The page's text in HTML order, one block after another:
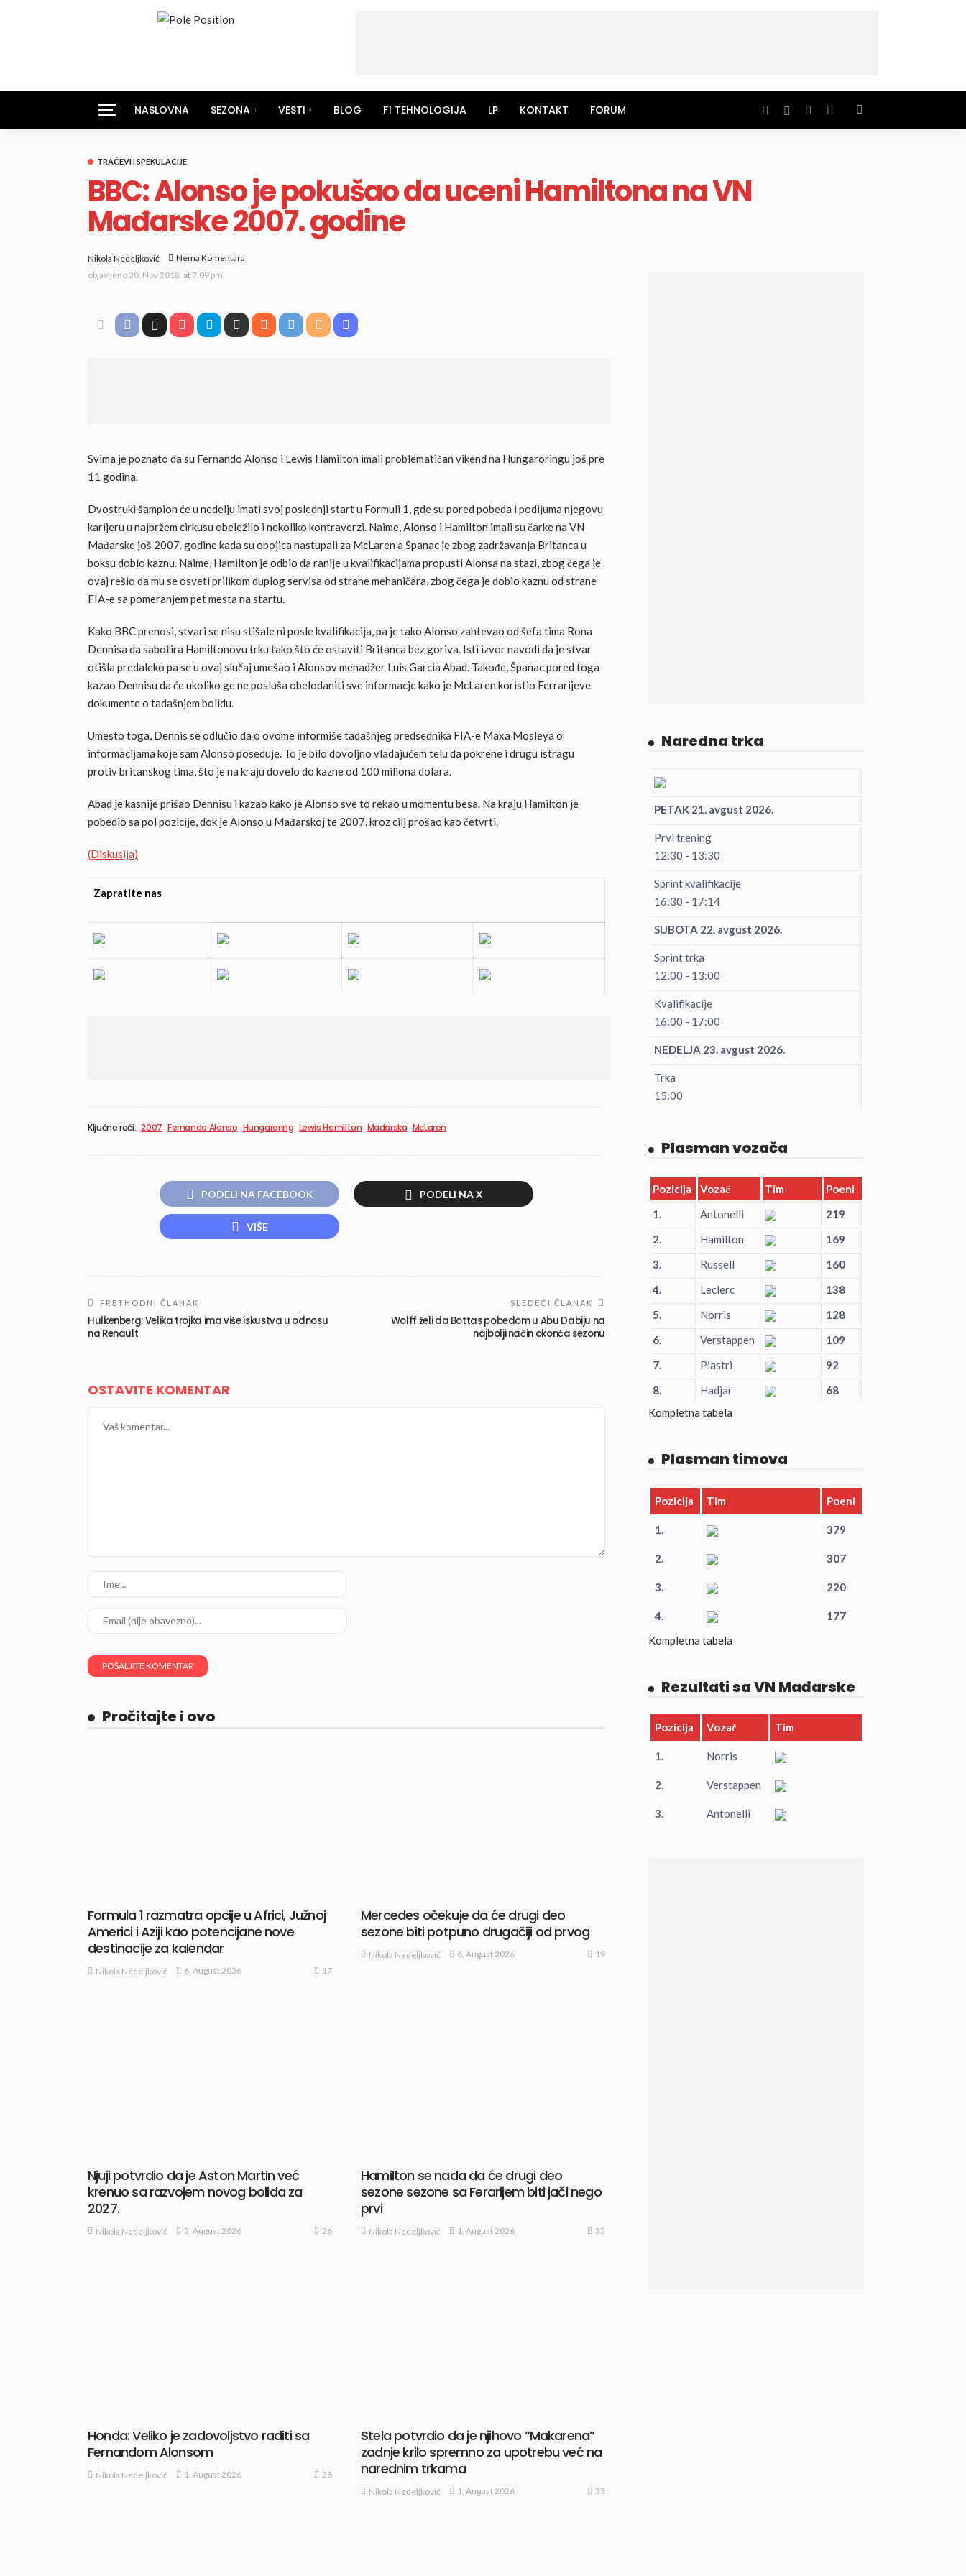
NASLOVNA SEZONA VESTI BLOG F1 TEHNOLOGIJA LP KONTAKT FORUM
TRAČEVI I SPEKULACIJE
BBC: Alonso je pokušao da uceni Hamiltona na VN
Mađarske 2007. godine
Nikola Nedeljković
Nema Komentara
objavljeno 20. Nov 2018. at 7:09 pm
Svima je poznato da su Fernando Alonso i Lewis Hamilton imali problematičan vikend na Hungaroringu još pre
11 godina.
Dvostruki šampion će u nedelju imati svoj poslednji start u Formuli 1, gde su pored pobeda i podijuma njegovu
karijeru u najbržem cirkusu obeležilo i nekoliko kontraverzi. Naime, Alonso i Hamilton imali su čarke na VN
Mađarske još 2007. godine kada su obojica nastupali za McLaren a Španac je zbog zadržavanja Britanca u
boksu dobio kaznu. Naime, Hamilton je odbio da ranije u kvalifikacijama propusti Alonsa na stazi, zbog čega je
ovaj rešio da mu se osveti prilikom duplog servisa od strane mehaničara, zbog čega je dobio kaznu od strane
FIA-e sa pomeranjem pet mesta na startu.
Kako BBC prenosi, stvari se nisu stišale ni posle kvalifikacija, pa je tako Alonso zahtevao od šefa tima Rona
Dennisa da sabotira Hamiltonovu trku tako što će ostaviti Britanca bez goriva. Isti izvor navodi da je stvar
otišla predaleko pa se u ovaj slučaj umešao i Alonsov menadžer Luis Garcia Abad. Takođe, Španac pored toga
kazao Dennisu da će ukoliko ge ne posluša obelodaniti sve informacje kako je McLaren koristio Ferrarijeve
dokumente o tadašnjem bolidu.
Umesto toga, Dennis se odlučio da o ovome informiše tadašnjeg predsednika FIA-e Maxa Mosleya o
informacijama koje sam Alonso poseduje. To je bilo dovoljno vladajućem telu da pokrene i drugu istragu
protiv britanskog tima, što je na kraju dovelo do kazne od 100 miliona dolara.
Abad je kasnije prišao Dennisu i kazao kako je Alonso sve to rekao u momentu besa. Na kraju Hamilton je
pobedio sa pol pozicije, dok je Alonso u Mađarskoj te 2007. kroz cilj prošao kao četvrti.
(Diskusija)
Zapratite nas
Ključne reči: 2007 Fernando Alonso Hungaroring Lewis Hamilton Mađarska McLaren
PODELI NA FACEBOOK PODELI NA X
VIŠE
PRETHODNI ČLANAK
Hulkenberg: Velika trojka ima više iskustva u odnosu
na Renault
SLEDEĆI ČLANAK
Wolff želi da Bottas pobedom u Abu Dabiju na
najbolji način okonča sezonu
OSTAVITE KOMENTAR
Pročitajte i ovo
Formula 1 razmatra opcije u Africi, Južnoj
Americi i Aziji kao potencijane nove
destinacije za kalendar
Nikola Nedeljković 6, August 2026 17
Mercedes očekuje da će drugi deo
sezone biti potpuno drugačiji od prvog
Nikola Nedeljković 6, August 2026 19
Njuji potvrdio da je Aston Martin već
krenuo sa razvojem novog bolida za
2027.
Nikola Nedeljković 5, August 2026 26
Hamilton se nada da će drugi deo
sezone sezone sa Ferarijem biti jači nego
prvi
Nikola Nedeljković 1, August 2026 35
Honda: Veliko je zadovoljstvo raditi sa
Fernandom Alonsom
Nikola Nedeljković 1, August 2026 28
Stela potvrdio da je njihovo “Makarena”
zadnje krilo spremno za upotrebu već na
narednim trkama
Nikola Nedeljković 1, August 2026 33
Naredna trka
PETAK 21. avgust 2026.
Prvi trening
12:30 - 13:30
Sprint kvalifikacije
16:30 - 17:14
SUBOTA 22. avgust 2026.
Sprint trka
12:00 - 13:00
Kvalifikacije
16:00 - 17:00
NEDELJA 23. avgust 2026.
Trka
15:00
Plasman vozača
Pozicija Vozač Tim
Poeni
1.
Antonelli
219
2.
Hamilton
169
3.
Russell
160
4.
Leclerc
138
5.
Norris
128
6.
Verstappen
109
7.
Piastri
92
8.
Hadjar
68
Kompletna tabela
Plasman timova
Pozicija Tim Poeni
1. 379
2. 307
3. 220
4.
177
Kompletna tabela
Rezultati sa VN Mađarske
Pozicija Vozač Tim
1. Norris
2. Verstappen
3. Antonelli